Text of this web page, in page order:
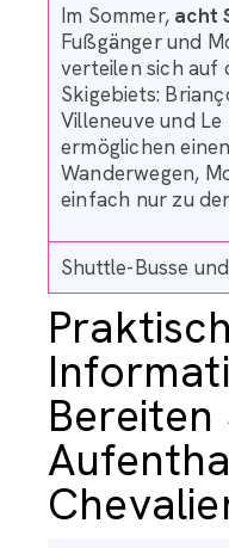
Im Sommer, acht
Fußgänger und
verteilen sich auf
Skigebiets:
Villeneuve und
ermöglichen
Wanderwegen,
einfach nur zu
Shuttle-Busse
Bereiten